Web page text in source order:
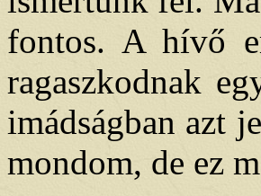
fontos. A hívő
ragaszkodnak
imádságban azt
mondom, de ez